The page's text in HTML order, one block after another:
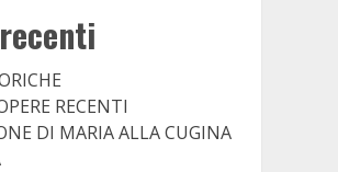
RECENTI
DI MARIA ALLA CUGINA